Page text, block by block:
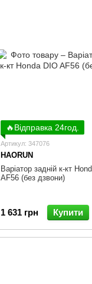
🔥Відправка 24год.
Артикул: 347076
HAORUN
Варіатор задній к-кт
AF56 (без дзвони)
1 631 грн Купити